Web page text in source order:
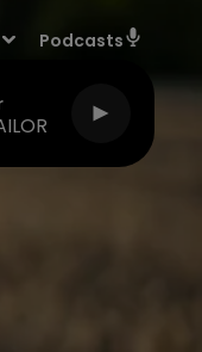
Podcasts